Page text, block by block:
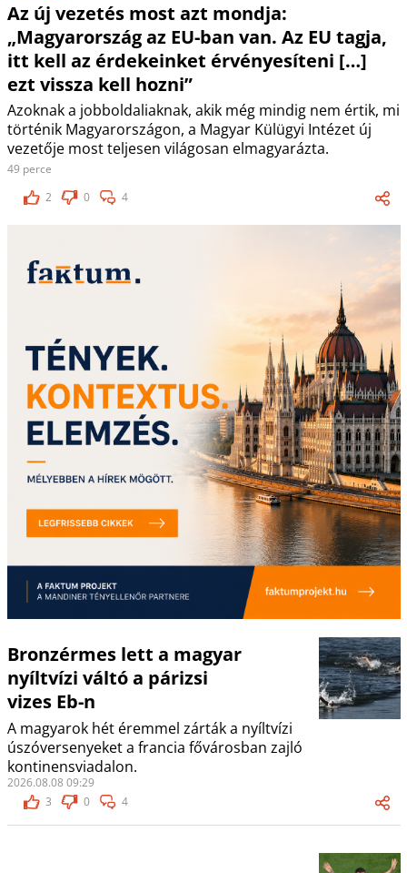
Az új vezetés most azt mondja:
„Magyarország az EU-ban van. Az EU tagja,
itt kell az érdekeinket érvényesíteni […]
ezt vissza kell hozni”
Azoknak a jobboldaliaknak, akik még mindig nem értik, mi
történik Magyarországon, a Magyar Külügyi Intézet új
vezetője most teljesen világosan elmagyarázta.
49 perce
2
0 4
Bronzérmes lett a magyar
nyíltvízi váltó a párizsi
vizes Eb-n
A magyarok hét éremmel zárták a nyíltvízi
úszóversenyeket a francia fővárosban zajló
kontinensviadalon.
2026.08.08 09:29
3
0 4